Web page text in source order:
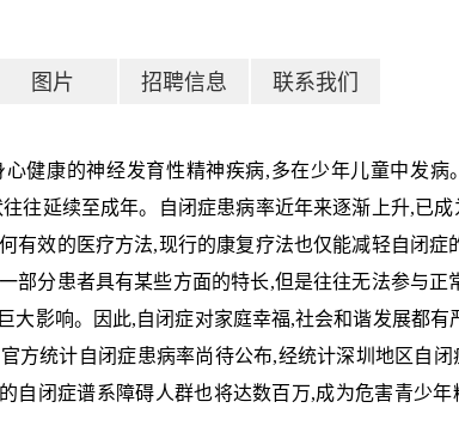
图片 招聘信息 联系我们
健康的神经发育性精神疾病,多在少年儿童中发病
往延续至成年。自闭症患病率近年来逐渐上升,已
有效的医疗方法,现行的康复疗法也仅能减轻自闭症
部分患者具有某些方面的特长,但是往往无法参与正
大影响。因此,自闭症对家庭幸福,社会和谐发展都有
方统计自闭症患病率尚待公布,经统计深圳地区自
自闭症谱系障碍人群也将达数百万,成为危害青少